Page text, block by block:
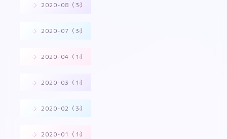
2020-08（3）
2020-07（3）
2020-04（1）
2020-03（1）
2020-02（3）
2020-01（1）